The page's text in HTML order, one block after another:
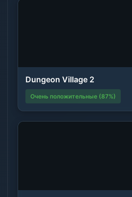
Dungeon Village 2
Очень положительные (87%)